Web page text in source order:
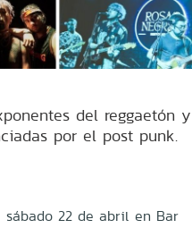
del reggaetón y
por el post punk.
sábado 22 de abril en Bar